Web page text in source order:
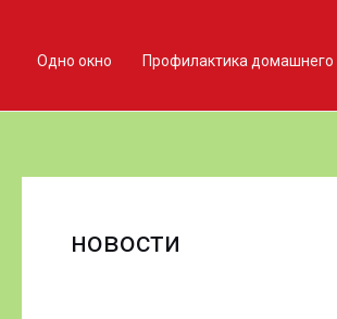
Одно окно Профилактика домашнего
новости